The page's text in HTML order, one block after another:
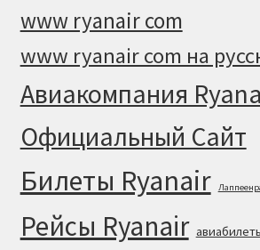
www ryanair com
www ryanair com на
Авиакомпания
Официальный Cайт
Билеты Ryanair
Рейсы Ryanair